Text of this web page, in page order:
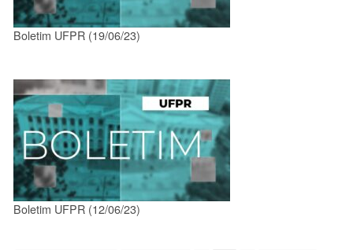
Boletim UFPR (19/06/23)
Boletim UFPR (12/06/23)